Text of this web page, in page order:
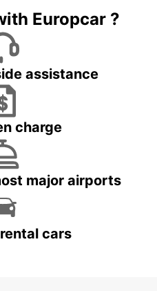
Europcar ?
assistance
charge
major airports
cars